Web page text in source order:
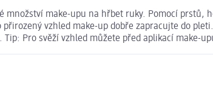
množství make-upu na hřbet ruky. Pomocí prstů,
vzhled make-up dobře zapracujte do
Pro svěží vzhled můžete před aplikací make-